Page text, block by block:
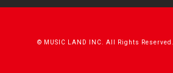
© MUSIC LAND INC. All Rights Reserved.